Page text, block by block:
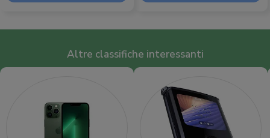
Altre classifiche interessanti